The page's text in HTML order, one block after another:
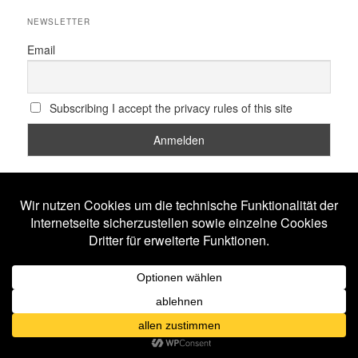
NEWSLETTER
Email
Subscribing I accept the privacy rules of this site
Alestorm All Will KnowAmphi Festival ASP
CoppeliusCorona Corvus Corax
Dornenreich Eisbrecher Faun Feuerschwanz
Hexentanz Festival Hildesheim Hämatom
Leipzig Letzte Instanz